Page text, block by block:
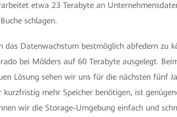
etwa 23 Terabyte an
schlagen.
das Datenwachstum bestmöglich abfedern zu
bei Mölders auf 60 Terabyte ausgelegt.
Lösung sehen wir uns für die nächsten fünf
kurzfristig mehr Speicher benötigen, ist
wir die Storage-Umgebung einfach und